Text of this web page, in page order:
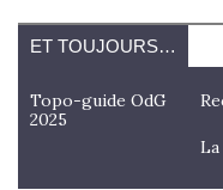
ET TOUJOURS…
Topo-guide OdG
2025